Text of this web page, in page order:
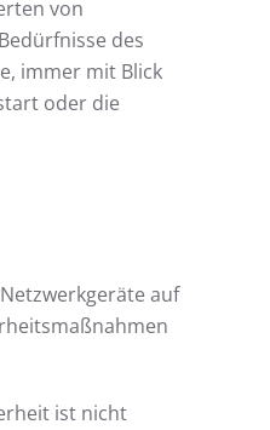
von
des
immer mit Blick
oder die
auf
ist nicht